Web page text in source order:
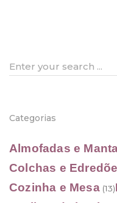
Search
Categorias
Almofadas e
Colchas e
Cozinha e Mesa (13)